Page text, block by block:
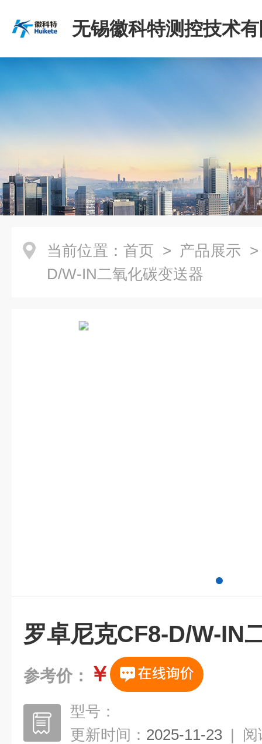
无锡徽科特测控技术
当前位置： 首页 > 产品展示
D/W-IN二氧化碳变送器
罗卓尼克CF8-D/W-IN
参考价： ￥
型号：
更新时间： 2025-11-23 | 阅